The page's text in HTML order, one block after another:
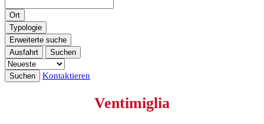
Ort
Typologie
Erweiterte suche
Ausfahrt
Suchen
Suchen Kontaktieren
Ventimiglia